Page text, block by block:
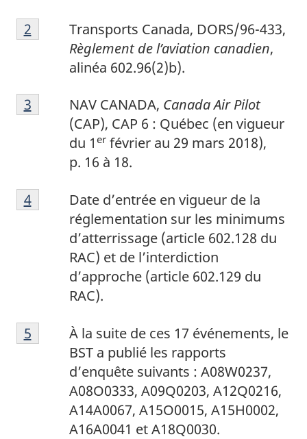
2
Transports Canada, DORS/96-433,
Règlement de l’aviation canadien,
alinéa 602.96(2)b).
Return to footnote
2 referrer
3 NAV CANADA, Canada Air Pilot
(CAP), CAP 6 : Québec (en vigueur
du 1 er février au 29 mars 2018),
p. 16 à 18.
Return to footnote
3 referrer
4
Date d’entrée en vigueur de la
réglementation sur les minimums
d’atterrissage (article 602.128 du
RAC) et de l’interdiction
d’approche (article 602.129 du
RAC).
Return to footnote
4referrer
5
À la suite de ces 17 événements, le
BST a publié les rapports
d’enquête suivants : A08W0237,
A08O0333, A09Q0203, A12Q0216,
A14A0067, A15O0015, A15H0002,
A16A0041 et A18Q0030.
Return to footnote
5 referrer